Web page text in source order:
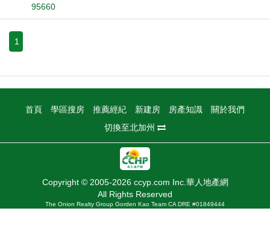
95660
1
首頁 學區搜房 推薦經紀 新建房 房產知識
關於我們
切換至北加州
Copyright © 2005-2026 ccyp.com Inc.華人地產網
All Rights Reserved
The Onion Realty Group Gorden Kao Team CA DRE #01849444